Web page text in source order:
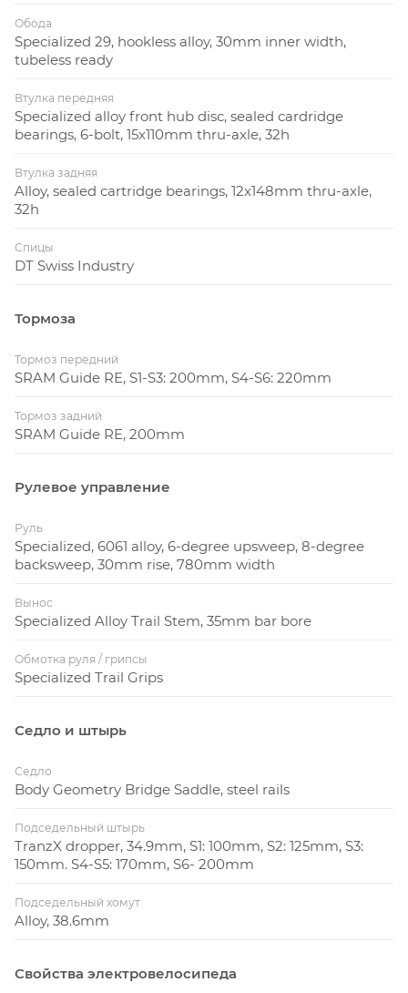
Обода
Specialized 29, hookless alloy, 30mm inner width,
tubeless ready
Втулка передняя
Specialized alloy front hub disc, sealed cardridge
bearings, 6-bolt, 15x110mm thru-axle, 32h
Втулка задняя
Alloy, sealed cartridge bearings, 12x148mm thru-axle,
32h
Спицы
DT Swiss Industry
Тормоза
Тормоз передний
SRAM Guide RE, S1-S3: 200mm, S4-S6: 220mm
Тормоз задний
SRAM Guide RE, 200mm
Рулевое управление
Руль
Specialized, 6061 alloy, 6-degree upsweep, 8-degree
backsweep, 30mm rise, 780mm width
Вынос
Specialized Alloy Trail Stem, 35mm bar bore
Обмотка руля / грипсы
Specialized Trail Grips
Седло и штырь
Седло
Body Geometry Bridge Saddle, steel rails
Подседельный штырь
TranzX dropper, 34.9mm, S1: 100mm, S2: 125mm, S3:
150mm. S4-S5: 170mm, S6- 200mm
Подседельный хомут
Alloy, 38.6mm
Свойства электровелосипеда